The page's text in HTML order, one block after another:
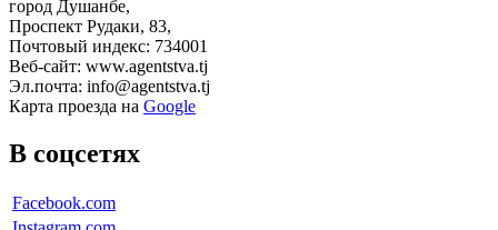
город Душанбе,
Проспект Рудаки, 83,
Почтовый индекс: 734001
Веб-сайт: www.agentstva.tj
Эл.почта: info@agentstva.tj
Карта проезда на Google
В соцсетях
Facebook.com